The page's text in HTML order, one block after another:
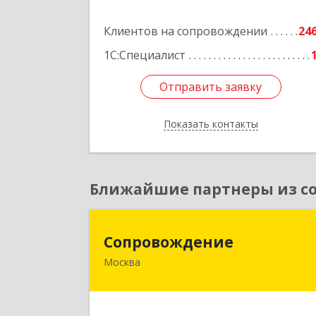
Клиентов на сопровождении
1С:Специалист
1
Отправить заявку
Показать контакты
Подробнее
Отправить заявку
Назад
Ближайшие партнеры из
Сопровождение
Москва
117198, Москва г, Саморы Машела ул,